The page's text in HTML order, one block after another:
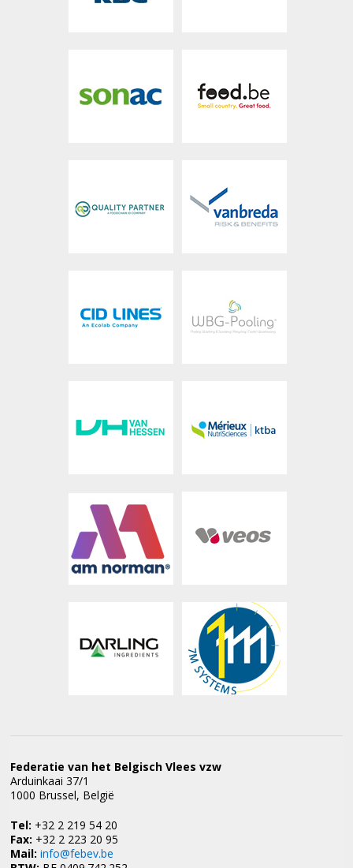
Federatie van het Belgisch Vlees vzw
Arduinkaai 37/1
1000 Brussel, België
Tel: +32 2 219 54 20
Fax: +32 2 223 20 95
Mail: info@febev.be